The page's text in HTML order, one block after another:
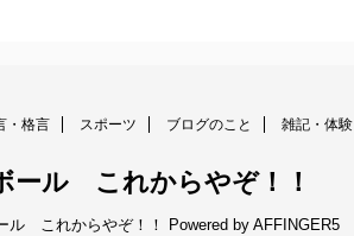
・格言 スポーツ ブログのこと 雑記・体験
ール これからやぞ！！
ル これからやぞ！！ Powered byAFFINGER5